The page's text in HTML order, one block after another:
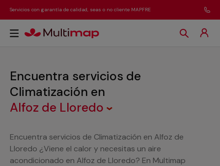
Servicios con garantía de calidad, seas o no cliente MAPFRE
Encuentra servicios de
Climatización en
Alfoz de Lloredo
Encuentra servicios de Climatización en Alfoz de
Lloredo ¿Viene el calor y necesitas un aire
acondicionado en Alfoz de Lloredo? En Multimap